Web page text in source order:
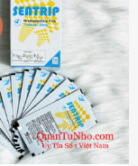
có
nhiều
biến
thể.
Các
tùy
chọn
có
thể